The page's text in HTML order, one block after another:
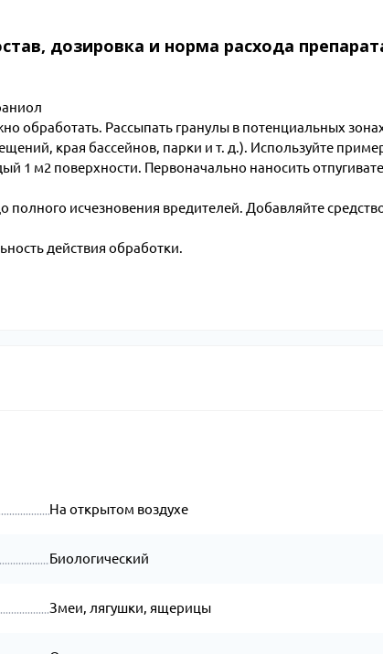
дозировка и норма расхода
обработать. Рассыпать гранулы в потенциальных
края бассейнов, парки и т. д.). Используйте
1 м2 поверхности. Первоначально наносить
полного исчезновения вредителей. Добавляйте
действия обработки.
На открытом воздухе
Биологический
Змеи, лягушки, ящерицы